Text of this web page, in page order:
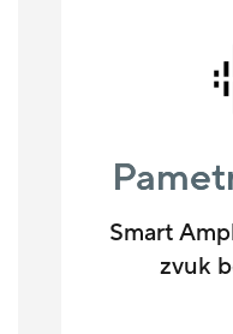
Smart
zvuk